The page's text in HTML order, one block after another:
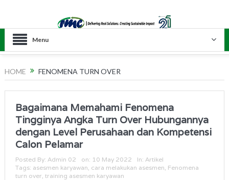
Menu
HOME FENOMENA TURN OVER
Bagaimana Memahami Fenomena
Tingginya Angka Turn Over Hubungannya
dengan Level Perusahaan dan Kompetensi
Calon Pelamar
Posted By: Admin 02 on: 10 May 2022 In: Artikel
Tags: asesmen karyawan cara melakukan asesmen Fenomena
turn over training asesmen karyawan